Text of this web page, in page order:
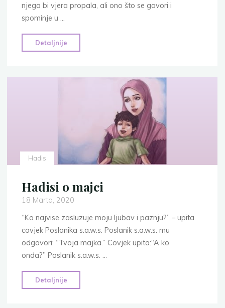
njega bi vjera propala, ali ono što se govori i
spominje u …
Detaljnije
i
namaza"
Hadis
Hadisi o majci
18 Marta, 2020
“Ko najvise zasluzuje moju ljubav i paznju?” – upita
covjek Poslanika s.a.w.s. Poslanik s.a.w.s. mu
odgovori: “Tvoja majka.” Covjek upita:“A ko
onda?” Poslanik s.a.w.s. …
Detaljnije
o